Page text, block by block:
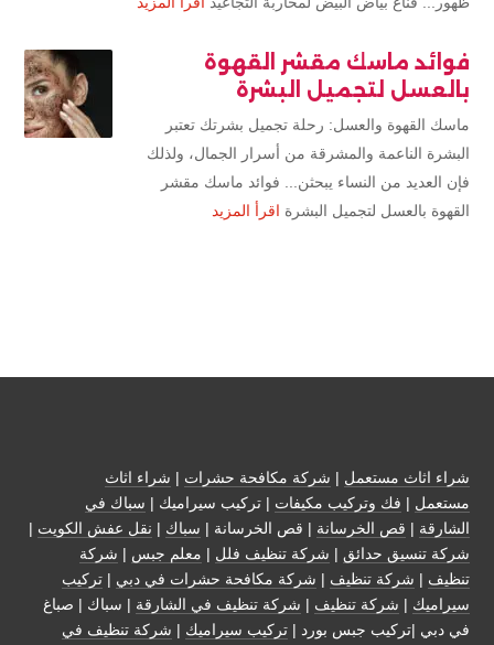
فوائد ماسك مقشر القهوة
بالعسل لتجميل البشرة
ماسك القهوة والعسل: رحلة تجميل بشرتك تعتبر
البشرة الناعمة والمشرقة من أسرار الجمال، ولذلك
فإن العديد من النساء يبحثن... فوائد ماسك مقشر
القهوة بالعسل لتجميل البشرة اقرأ المزيد
شراء اثاث مستعمل | شركة مكافحة حشرات | شراء اثاث
مستعمل | فك وتركيب مكيفات | تركيب سيراميك | سباك في
الشارقة | قص الخرسانة | قص الخرسانة | سباك | نقل عفش الكويت |
شركة تنسيق حدائق | شركة تنظيف فلل | معلم جبس | شركة
تنظيف | شركة تنظيف | شركة مكافحة حشرات في دبي | تركيب
سيراميك | شركة تنظيف | شركة تنظيف في الشارقة | سباك | صباغ
في دبي |تركيب جبس بورد | تركيب سيراميك | شركة تنظيف في